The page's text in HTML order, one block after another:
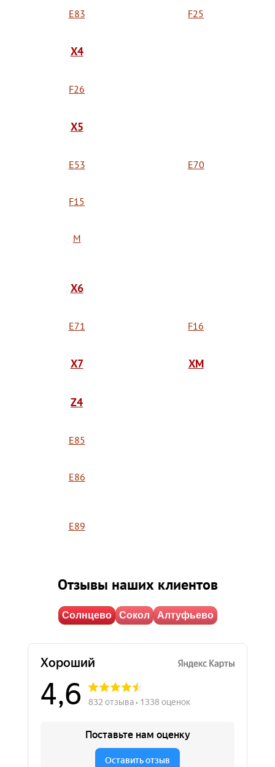
E83 F25
X4
F26
X5
E53 E70
F15
M
X6
E71 F16
X7 XM
Z4
E85
E86
E89
Отзывы наших клиентов
Солнцево Сокол Алтуфьево